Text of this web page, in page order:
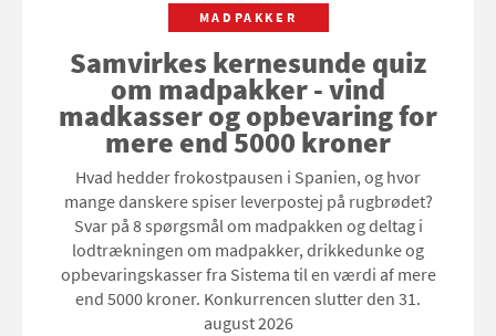
MADPAKKER
Samvirkes kernesunde quiz
om madpakker - vind
madkasser og opbevaring for
mere end 5000 kroner
Hvad hedder frokostpausen i Spanien, og hvor
mange danskere spiser leverpostej på rugbrødet?
Svar på 8 spørgsmål om madpakken og deltag i
lodtrækningen om madpakker, drikkedunke og
opbevaringskasser fra Sistema til en værdi af mere
end 5000 kroner. Konkurrencen slutter den 31.
august 2026